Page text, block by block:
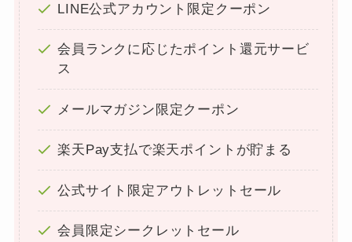
LINE公式アカウント限定クーポン
会員ランクに応じたポイント還元サービ
ス
メールマガジン限定クーポン
楽天Pay支払で楽天ポイントが貯まる
公式サイト限定アウトレットセール
会員限定シークレットセール